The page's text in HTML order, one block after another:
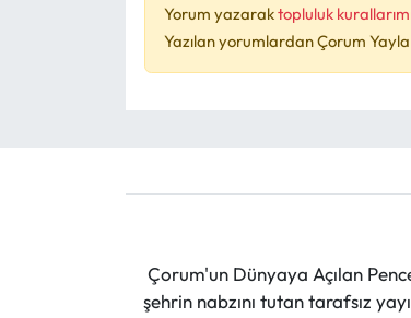
Yorum yazaraktopluluk
Yazılan yorumlardan Çorum
Çorum'un Dünyaya Açılan
şehrin nabzını tutan tarafsız